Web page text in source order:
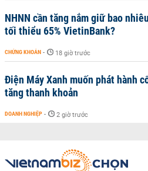
NHNN cần tăng nắm giữ bao
tối thiểu 65% VietinBank?
CHỨNG KHOÁN - 18 giờ trước
Điện Máy Xanh muốn phát hành
tăng thanh khoản
DOANH NGHIỆP - 2 giờ trước